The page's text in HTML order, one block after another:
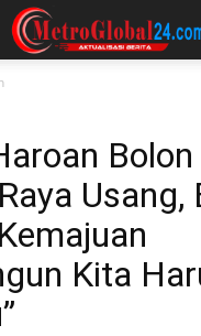
Bolon
Usang,
Kita